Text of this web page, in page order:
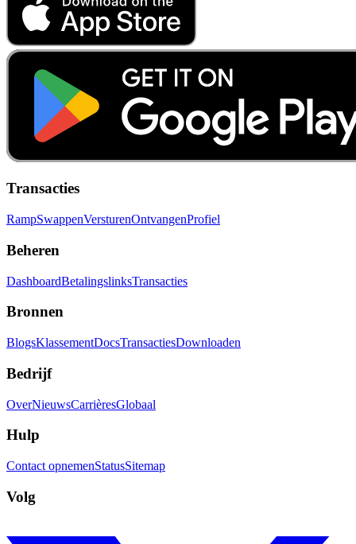
Transacties
RampSwappenVersturenOntvangenProfiel
Beheren
DashboardBetalingslinksTransacties
Bronnen
BlogsKlassementDocsTransactiesDownloaden
Bedrijf
OverNieuwsCarrièresGlobaal
Hulp
Contact opnemenStatusSitemap
Volg